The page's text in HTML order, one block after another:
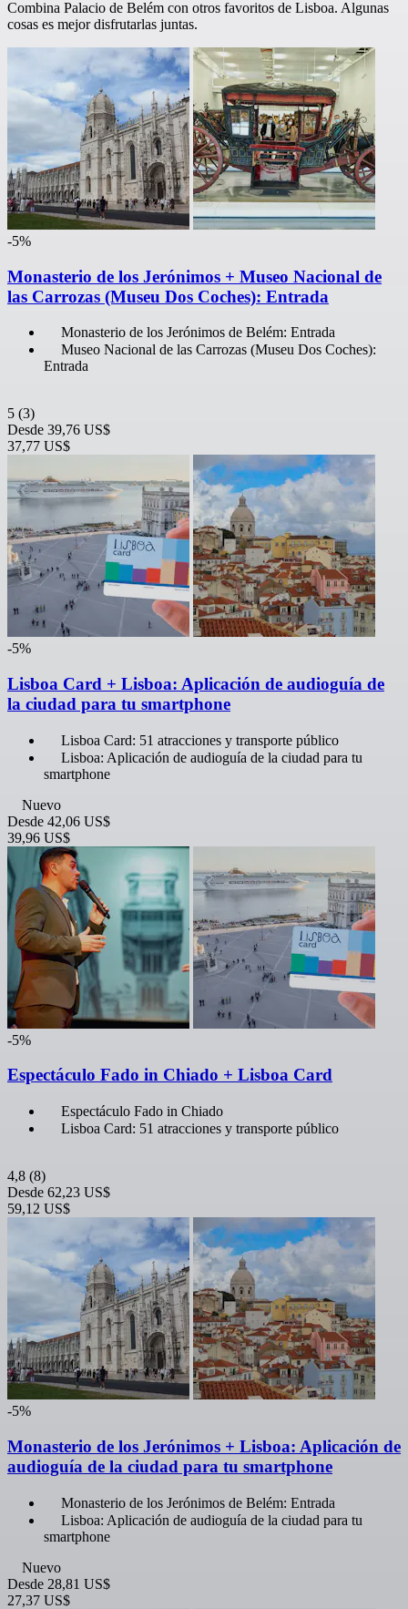
Combina Palacio de Belém con otros favoritos de Lisboa. Algunas
cosas es mejor disfrutarlas juntas.
-5%
Monasterio de los Jerónimos + Museo Nacional de
las Carrozas (Museu Dos Coches): Entrada
Monasterio de los Jerónimos de Belém: Entrada
Museo Nacional de las Carrozas (Museu Dos Coches):
Entrada
5 (3)
Desde 39,76 US$
37,77 US$
-5%
Lisboa Card + Lisboa: Aplicación de audioguía de
la ciudad para tu smartphone
Lisboa Card: 51 atracciones y transporte público
Lisboa: Aplicación de audioguía de la ciudad para tu
smartphone
Nuevo
Desde 42,06 US$
39,96 US$
-5%
Espectáculo Fado in Chiado + Lisboa Card
Espectáculo Fado in Chiado
Lisboa Card: 51 atracciones y transporte público
4,8 (8)
Desde 62,23 US$
59,12 US$
-5%
Monasterio de los Jerónimos + Lisboa: Aplicación de
audioguía de la ciudad para tu smartphone
Monasterio de los Jerónimos de Belém: Entrada
Lisboa: Aplicación de audioguía de la ciudad para tu
smartphone
Nuevo
Desde 28,81 US$
27,37 US$